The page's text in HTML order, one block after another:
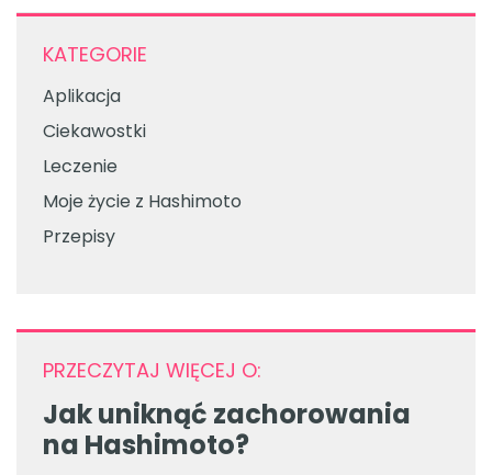
KATEGORIE
Aplikacja
Ciekawostki
Leczenie
Moje życie z Hashimoto
Przepisy
PRZECZYTAJ WIĘCEJ O:
Jak uniknąć zachorowania
na Hashimoto?